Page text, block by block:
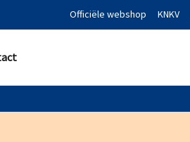
Officiële webshop KNKV